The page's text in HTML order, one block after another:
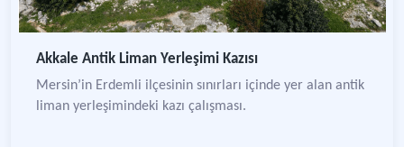
Akkale Antik Liman Yerleşimi Kazısı
Mersin’in Erdemli ilçesinin sınırları içinde yer alan antik
liman yerleşimindeki kazı çalışması.